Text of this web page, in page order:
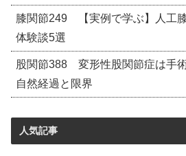
膝関節249 【実例で学ぶ】人工
体験談5選
股関節388 変形性股関節症は手
自然経過と限界
人気記事